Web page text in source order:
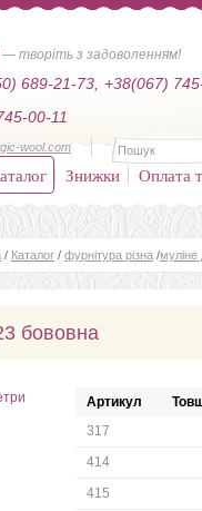
— творіть з задоволенням!
689-21-73,
+38(067)
00-11
wool.com
Знижки Оплата
/ Каталог / фурнітура різна /
бововна
Артикул
317
414
415